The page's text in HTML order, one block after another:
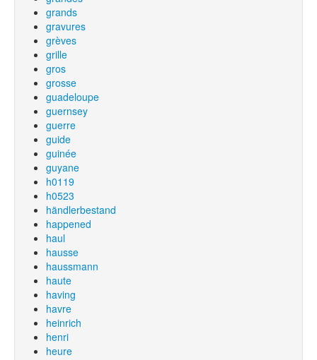
grands
gravures
grèves
grille
gros
grosse
guadeloupe
guernsey
guerre
guide
guinée
guyane
h0119
h0523
händlerbestand
happened
haul
hausse
haussmann
haute
having
havre
heinrich
henri
heure